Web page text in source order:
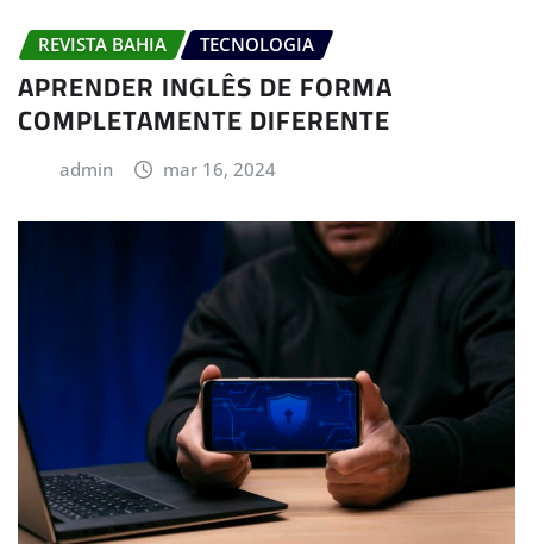
REVISTA BAHIA TECNOLOGIA
APRENDER INGLÊS DE FORMA
COMPLETAMENTE DIFERENTE
admin mar 16, 2024